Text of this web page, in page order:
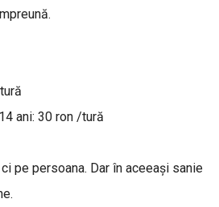
ani: 30 ron /tură
pe persoana. Dar în aceeași sanie